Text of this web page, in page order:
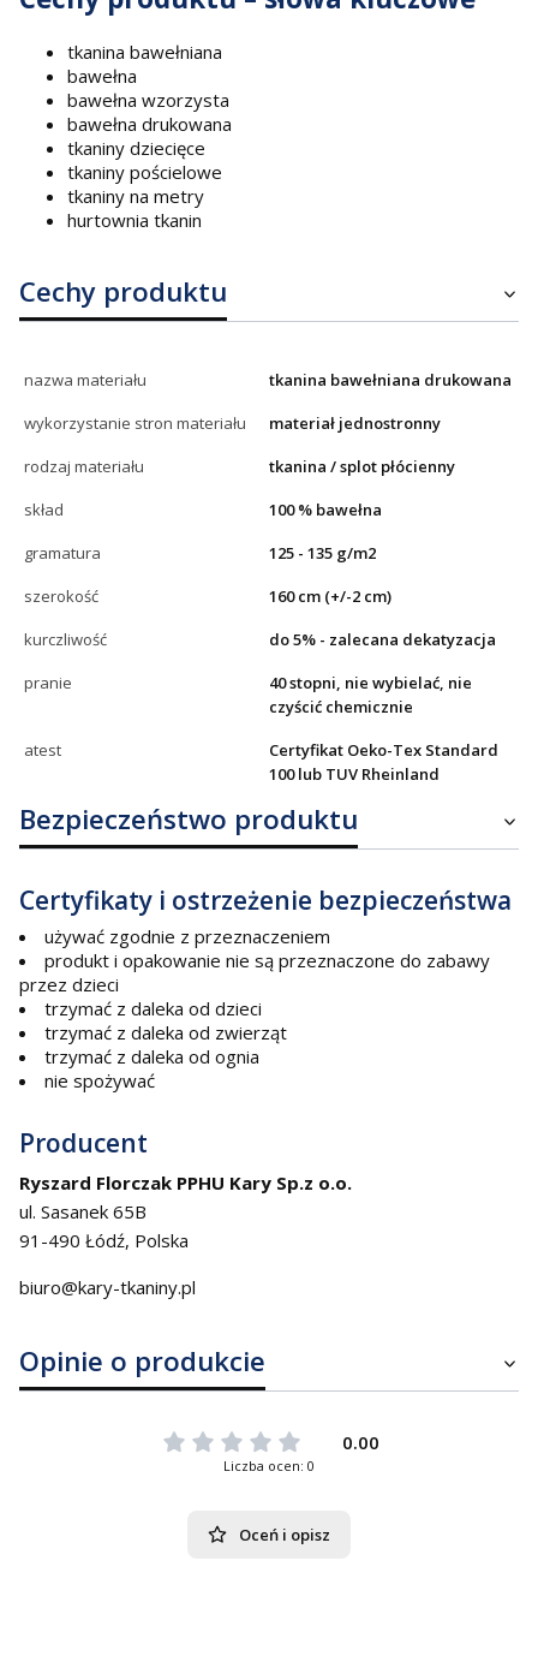
tkanina bawełniana
bawełna
bawełna wzorzysta
bawełna drukowana
tkaniny dziecięce
tkaniny pościelowe
tkaniny na metry
hurtownia tkanin
Cechy produktu
nazwa materiału
tkanina bawełniana drukowana
wykorzystanie stron materiału
materiał jednostronny
rodzaj materiału
tkanina / splot płócienny
skład
100 % bawełna
gramatura
125 - 135 g/m2
szerokość
160 cm (+/-2 cm)
kurczliwość
do 5% - zalecana dekatyzacja
pranie
40 stopni, nie wybielać, nie
czyścić chemicznie
atest
Certyfikat Oeko-Tex Standard
100 lub TUV Rheinland
Bezpieczeństwo produktu
Certyfikaty i ostrzeżenie bezpieczeństwa
używać zgodnie z przeznaczeniem
produkt i opakowanie nie są przeznaczone do zabawy
przez dzieci
trzymać z daleka od dzieci
trzymać z daleka od zwierząt
trzymać z daleka od ognia
nie spożywać
Producent
Ryszard Florczak PPHU Kary Sp.z o.o.
ul. Sasanek 65B
91-490 Łódź, Polska
biuro@kary-tkaniny.pl
Opinie o produkcie
0.00
Liczba ocen: 0
Oceń i opisz